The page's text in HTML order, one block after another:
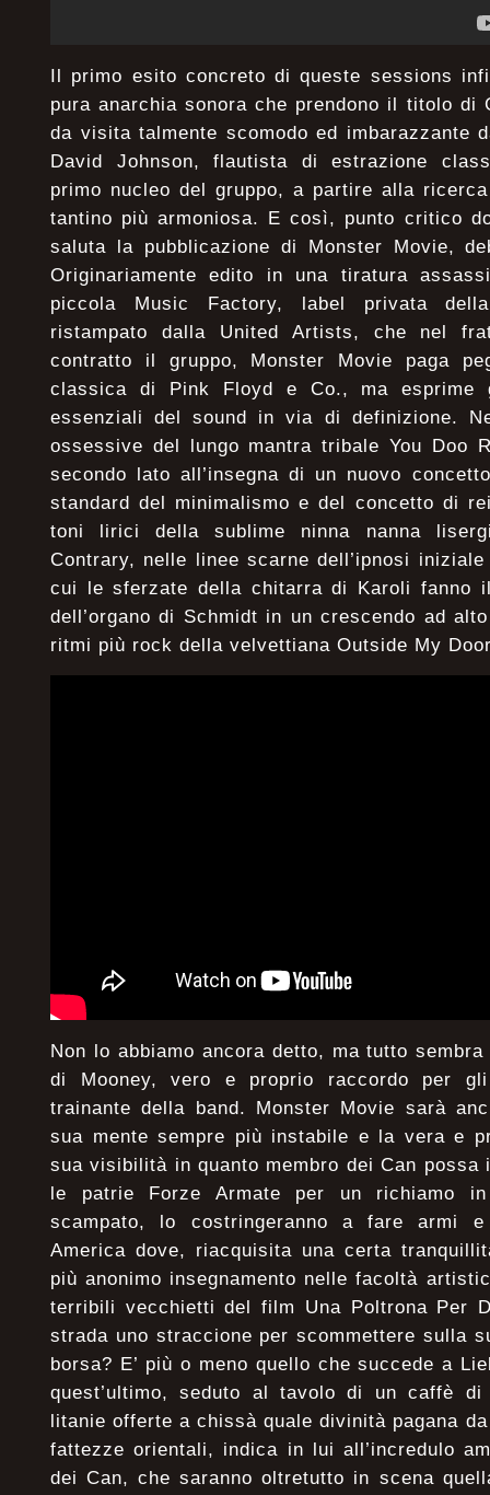
Il primo esito concreto di queste sessions
pura anarchia sonora che prendono il titolo di
da visita talmente scomodo ed imbarazzante
David Johnson, flautista di estrazione
primo nucleo del gruppo, a partire alla
tantino più armoniosa. E così, punto critico
saluta la pubblicazione di Monster Movie,
Originariamente edito in una tiratura
piccola Music Factory, label privata
ristampato dalla United Artists, che nel
contratto il gruppo, Monster Movie paga
classica di Pink Floyd e Co., ma esprime
essenziali del sound in via di definizione.
ossessive del lungo mantra tribale You Doo
secondo lato all’insegna di un nuovo
standard del minimalismo e del concetto di
toni lirici della sublime ninna nanna
Contrary, nelle linee scarne dell’ipnosi
cui le sferzate della chitarra di Karoli fanno
dell’organo di Schmidt in un crescendo ad
ritmi più rock della velvettiana Outside My
Non lo abbiamo ancora detto, ma tutto
di Mooney, vero e proprio raccordo per
trainante della band. Monster Movie sarà
sua mente sempre più instabile e la vera e
sua visibilità in quanto membro dei Can possa
le patrie Forze Armate per un richiamo
scampato, lo costringeranno a fare armi
America dove, riacquisita una certa
più anonimo insegnamento nelle facoltà
terribili vecchietti del film Una Poltrona Per
strada uno straccione per scommettere sulla
borsa? E’ più o meno quello che succede a
quest’ultimo, seduto al tavolo di un caffè
litanie offerte a chissà quale divinità pagana
fattezze orientali, indica in lui all’incredulo
dei Can, che saranno oltretutto in scena